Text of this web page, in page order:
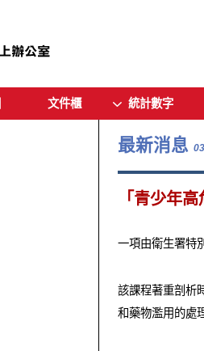
文件櫃 統計數字
最新消息
「青少年
一項由衛生署特
該課程著重剖析
和藥物濫用的處